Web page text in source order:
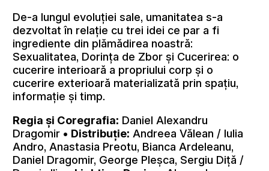
De-a lungul evoluției sale, umanitatea s-a
dezvoltat în relație cu trei idei ce par a fi
ingrediente din plămădirea noastră:
Sexualitatea, Dorința de Zbor și Cucerirea: o
cucerire interioară a propriului corp și o
cucerire exterioară materializată prin spațiu,
informație și timp.
Regia și Coregrafia: Daniel Alexandru
Dragomir • Distribuție: Andreea Vălean / Iulia
Andro, Anastasia Preotu, Bianca Ardeleanu,
Daniel Dragomir, George Pleșca, Sergiu Diță /